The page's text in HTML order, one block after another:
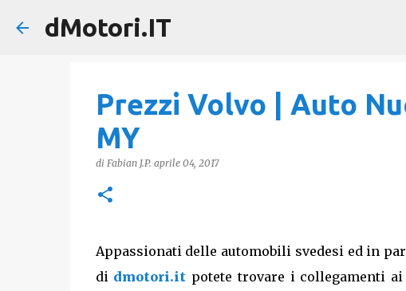
dMotori.IT
Prezzi Volvo | Auto
MY
di Fabian J.P. aprile 04, 2017
Appassionati delle automobili svedesi ed in
di dmotori.it potete trovare i collegamenti